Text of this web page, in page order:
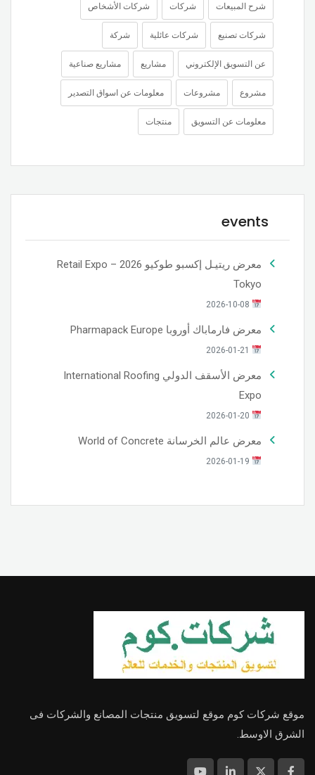
شرح المبيعات شركات شركات الأشخاص
شركات تصنيع شركات عائلية شركة
عن التسويق الإلكتروني مشاريع مشاريع صناعية
مشروع مشروعات معلومات عن اسواق التصدير
معلومات عن التسويق منتجات
events
معرض ريتيـل إكسبو طوكيو 2026 – Retail Expo
Tokyo
معرض فارماباك أوروبا Pharmapack Europe
معرض الأسقف الدولي International Roofing
Expo
معرض عالم الخرسانة World of Concrete
موقع شركات كوم موقع لتسويق منتجات المصانع والشركات فى
الشرق الاوسط.